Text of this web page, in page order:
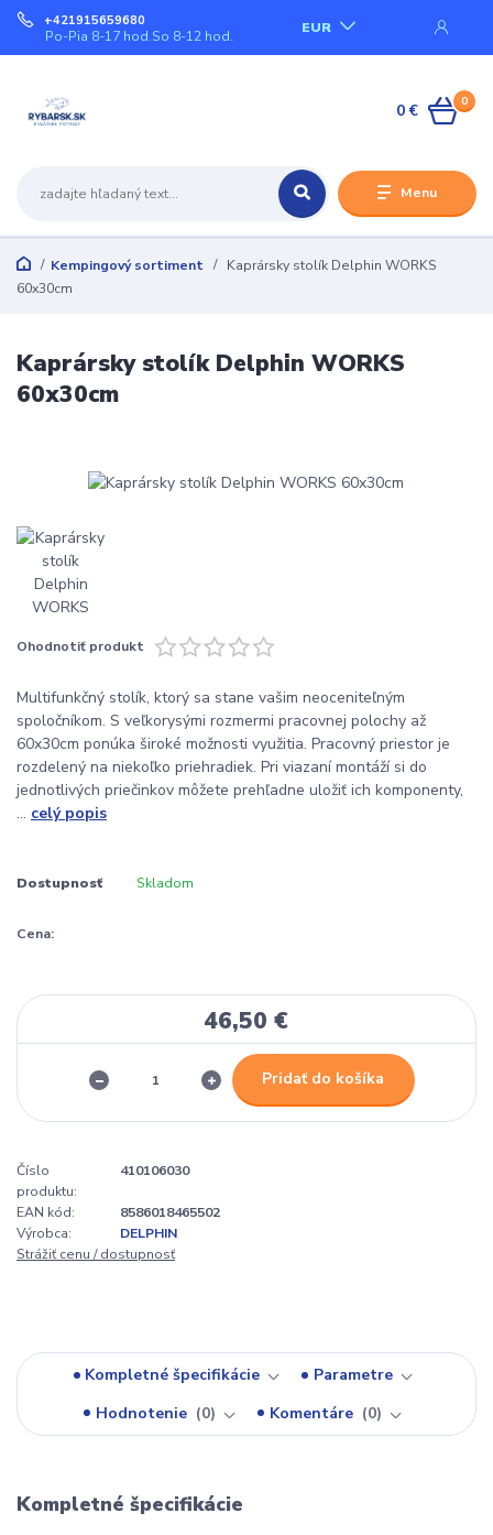
Menu
EUR
+421915659680
Po-Pia 8-17 hod.So 8-12 hod.
0
0 €
Kempingový sortiment
Kaprársky stolík Delphin WORKS
60x30cm
Kaprársky stolík Delphin WORKS
60x30cm
Ohodnotiť produkt
Multifunkčný stolík, ktorý sa stane vašim neoceniteľným
spoločníkom. S veľkorysými rozmermi pracovnej polochy až
60x30cm ponúka široké možnosti využitia. Pracovný priestor je
rozdelený na niekoľko priehradiek. Pri viazaní montáží si do
jednotlivých priečinkov môžete prehľadne uložiť ich komponenty,
... celý popis
Dostupnosť Skladom
Cena:
46,50 €
Pridať do košíka
Číslo
produktu:
410106030
EAN kód:
8586018465502
Výrobca:
DELPHIN
Strážiť cenu / dostupnosť
Kompletné špecifikácie
Parametre
Hodnotenie
0 Komentáre 0
Kompletné špecifikácie